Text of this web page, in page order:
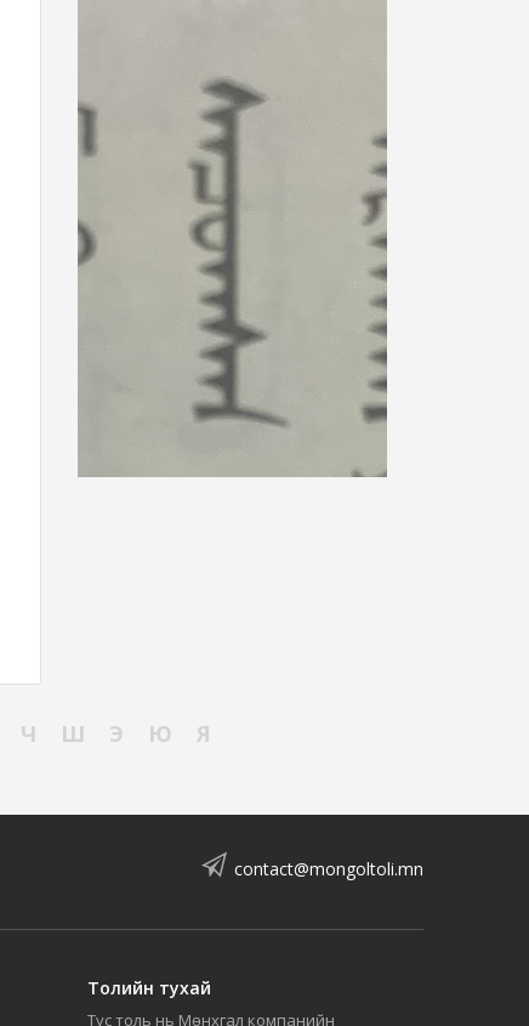
Ч Ш Э Ю Я
contact@mongoltoli.mn
Толийн тухай
Тус толь нь Мөнхгал компанийн